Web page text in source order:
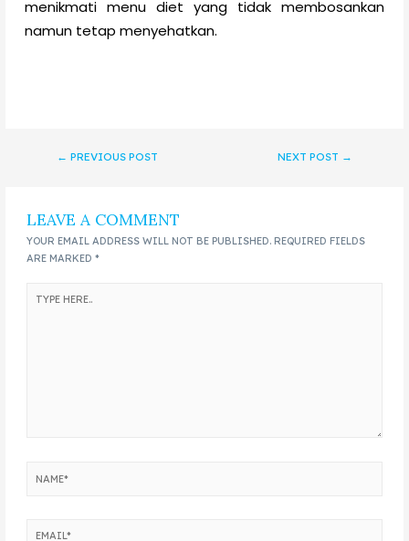
menikmati menu diet yang tidak membosankan
namun tetap menyehatkan.
← PREVIOUS POST NEXT POST →
LEAVE A COMMENT
YOUR EMAIL ADDRESS WILL NOT BE PUBLISHED. REQUIRED FIELDS
ARE MARKED*